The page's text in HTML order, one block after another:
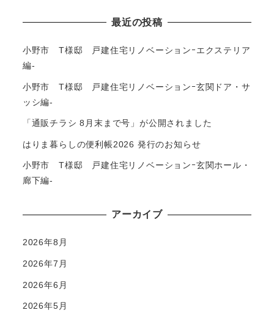
最近の投稿
小野市 T様邸 戸建住宅リノベーションｰエクステリア
編-
小野市 T様邸 戸建住宅リノベーションｰ玄関ドア・サ
ッシ編-
「通販チラシ 8月末まで号」が公開されました
はりま暮らしの便利帳2026 発行のお知らせ
小野市 T様邸 戸建住宅リノベーションｰ玄関ホール・
廊下編-
アーカイブ
2026年8月
2026年7月
2026年6月
2026年5月